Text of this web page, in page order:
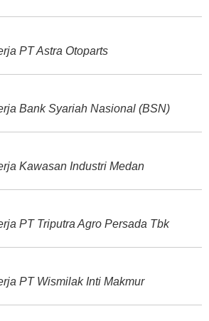
PT Astra Otoparts
Bank Syariah Nasional (BSN)
Kawasan Industri Medan
PT Triputra Agro Persada Tbk
PT Wismilak Inti Makmur